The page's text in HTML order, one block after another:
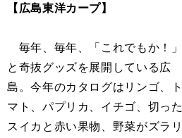
【広島東洋カープ】
毎年、毎年、「これでもか！」
と奇抜グッズを展開している広
島。今年のカタログはリンゴ、ト
マト、パプリカ、イチゴ、切った
スイカと赤い果物、野菜がズラリ